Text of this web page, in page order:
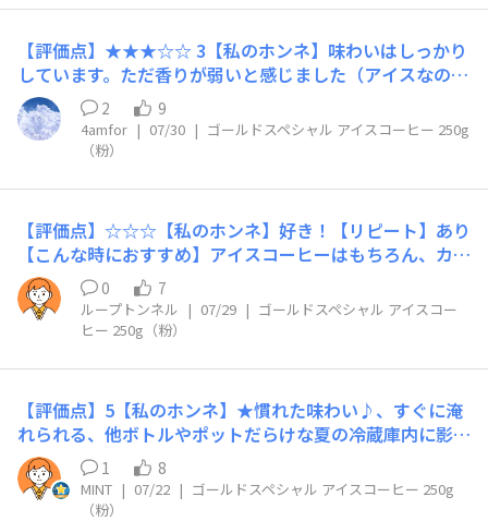
ットよりアイス向きですしスイーツにも合って口の中がす
っきりとしました。【リピート】お値段と相談しつつです
が…アリです♪【こんな時におすすめ】仕事中にリフレッ
シュしたいときオヤツのお供にもブラックでも旨味、苦味
のバランスが良く十分に満足でしたがミルクもオススメと
ありますので次はミルクでアイスオレ試してみたいです。
この度は誠にありがとうございました！
【評価点】★★★☆☆ 3【私のホンネ】味わいはしっかり
しています。ただ香りが弱いと感じました（アイスなので
仕方ないですが）。【リピート】なし【こんな時におすす
め】暑い日にすぐ飲みたいと思った時に飲めるのが良いで
す。時間があれば『水淹れアイスコーヒー』のほうがラク
2 9
4amfor | 07/30 | ゴールドスペシャル アイスコーヒー 250g
（粉）
【評価点】☆☆☆【私のホンネ】好き！【リピート】あり
【こんな時におすすめ】アイスコーヒーはもちろん、カフ
ェオレを飲みたいときにも
0 7
ループトンネル | 07/29 | ゴールドスペシャル アイスコー
ヒー 250g（粉）
【評価点】5【私のホンネ】★慣れた味わい♪、すぐに淹
れられる、他ボトルやポットだらけな夏の冷蔵庫内に影響
しない★コスパよし******一昨日、今日の淹れ方(急冷時
に泡立てました 泡立てない時も同量内訳、 たっぷり2
人分位、わかりやすい量にしてみました 氷はいつもの珈
1 8
MINT | 07/22 | ゴールドスペシャル アイスコーヒー 250g
（粉）